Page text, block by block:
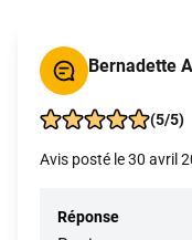
Bernadette
(5/5)
Avis posté le 30 avril
Réponse